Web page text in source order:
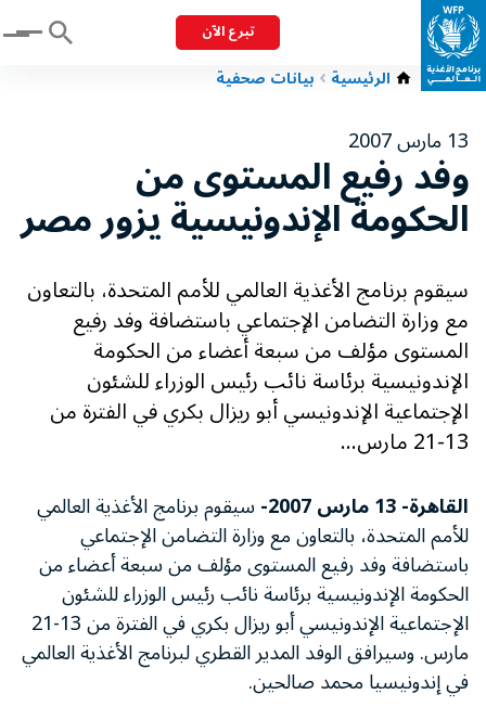
تبرع الآن Menu
الرئيسية بيانات صحفية
13 مارس 2007
وفد رفيع المستوى من
الحكومة الإندونيسية يزور مصر
سيقوم برنامج الأغذية العالمي للأمم المتحدة، بالتعاون
مع وزارة التضامن الإجتماعي باستضافة وفد رفيع
المستوى مؤلف من سبعة أعضاء من الحكومة
الإندونيسية برئاسة نائب رئيس الوزراء للشئون
الإجتماعية الإندونيسي أبو ريزال بكري في الفترة من
13-21 مارس...
القاهرة- 13 مارس 2007- سيقوم برنامج الأغذية العالمي
للأمم المتحدة، بالتعاون مع وزارة التضامن الإجتماعي
باستضافة وفد رفيع المستوى مؤلف من سبعة أعضاء من
الحكومة الإندونيسية برئاسة نائب رئيس الوزراء للشئون
الإجتماعية الإندونيسي أبو ريزال بكري في الفترة من 13-21
مارس. وسيرافق الوفد المدير القطري لبرنامج الأغذية العالمي
في إندونيسيا محمد صالحين.